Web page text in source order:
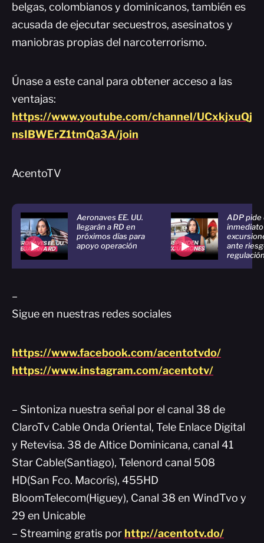
belgas, colombianos y dominicanos, también es
acusada de ejecutar secuestros, asesinatos y
maniobras propias del narcoterrorismo.
Únase a este canal para obtener acceso a las
ventajas:
https://www.youtube.com/channel/UCxkjxuQj
nsIBWErZ1tmQa3A/join
AcentoTV
Aeronaves EE. UU.
llegarán a RD en
próximos días para
apoyo operación
ADP pide
ante
–
Sigue en nuestras redes sociales
https://www.facebook.com/acentotvdo/
https://www.instagram.com/acentotv/
– Sintoniza nuestra señal por el canal 38 de
ClaroTv Cable Onda Oriental, Tele Enlace Digital
y Retevisa. 38 de Altice Dominicana, canal 41
Star Cable(Santiago), Telenord canal 508
HD(San Fco. Macorís), 455HD
BloomTelecom(Higuey), Canal 38 en WindTvo y
29 en Unicable
– Streaming gratis por http://acentotv.do/